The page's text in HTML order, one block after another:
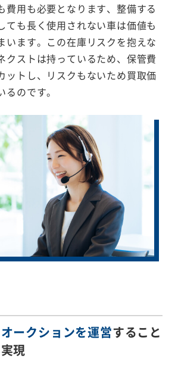
費用も必要となります、整備する
ても長く使用されない車は価値も
います。この在庫リスクを抱えな
クストは持っているため、保管費
ットし、リスクもないため買取価
のです。
ークションを運営すること
現